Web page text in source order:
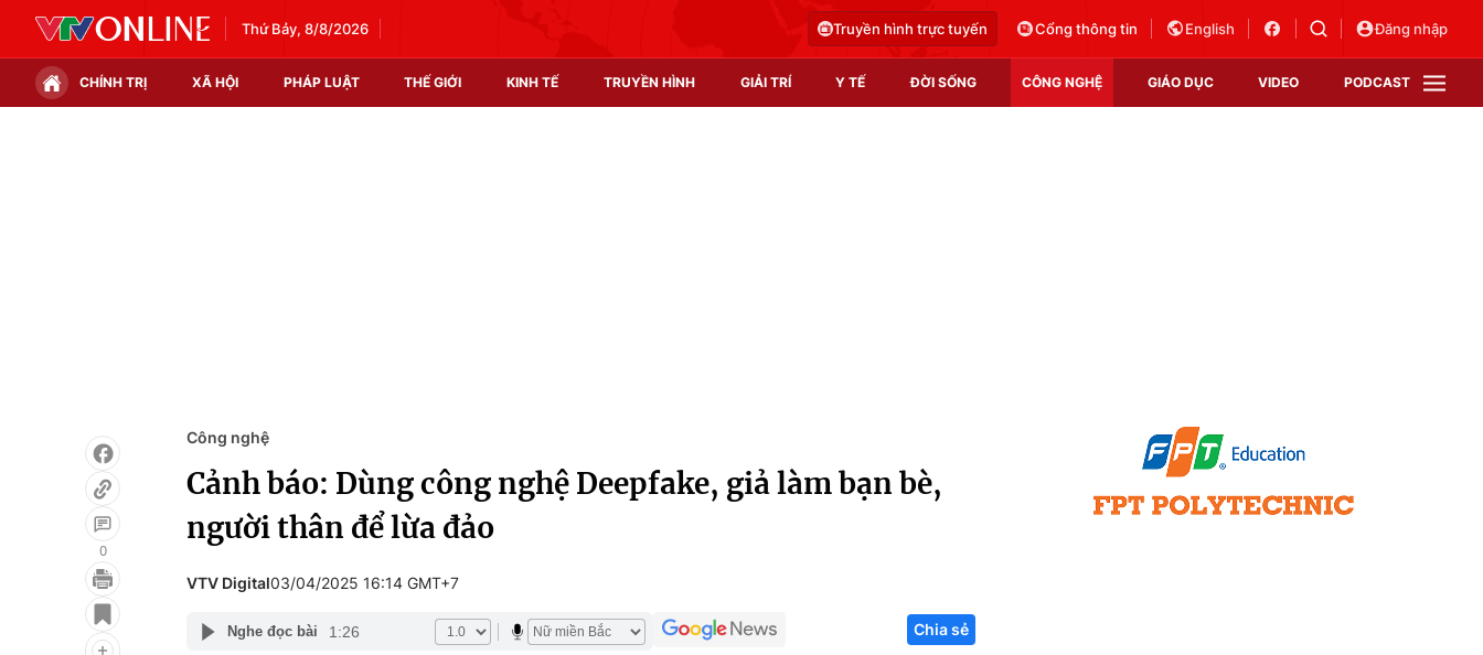
Thứ Bảy, 8/8/2026 Truyền hình trực tuyến Cổng thông tin English Đăng nhập
CHÍNH TRỊ XÃ HỘI PHÁP LUẬT THẾ GIỚI KINH TẾ TRUYỀN HÌNH GIẢI TRÍ Y TẾ ĐỜI SỐNG CÔNG NGHỆ GIÁO DỤC VIDEO PODCAST
Infographic
Điện ảnh
Du lịch
Tuyển sinh
Hitech Công nghệ tương lai
Giao lưu trực tuyến
0
Công nghệ
Cảnh báo: Dùng công nghệ Deepfake, giả làm bạn bè,
người thân để lừa đảo
VTV Digital03/04/2025 16:14 GMT+7
Nghe đọc bài 1:26 Chia sẻ